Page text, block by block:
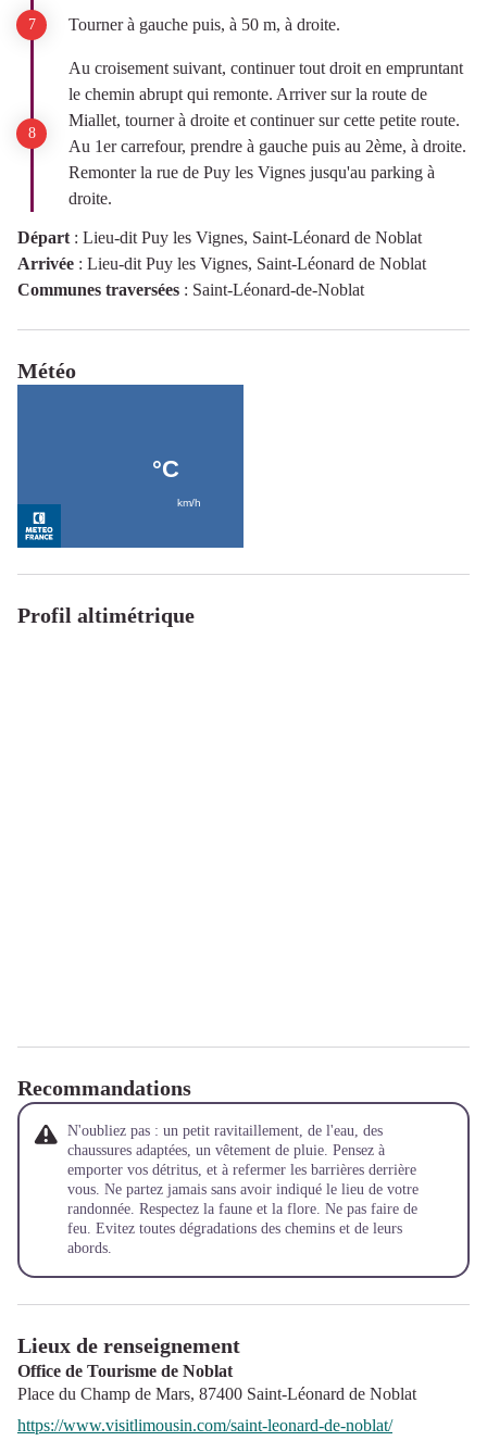
Tourner à gauche puis, à 50 m, à droite.
Au croisement suivant, continuer tout droit en empruntant
le chemin abrupt qui remonte. Arriver sur la route de
Miallet, tourner à droite et continuer sur cette petite route.
Au 1er carrefour, prendre à gauche puis au 2ème, à droite.
Remonter la rue de Puy les Vignes jusqu'au parking à
droite.
Départ : Lieu-dit Puy les Vignes, Saint-Léonard de Noblat
Arrivée : Lieu-dit Puy les Vignes, Saint-Léonard de Noblat
Communes traversées : Saint-Léonard-de-Noblat
Météo
Profil altimétrique
Recommandations
N'oubliez pas : un petit ravitaillement, de l'eau, des
chaussures adaptées, un vêtement de pluie. Pensez à
emporter vos détritus, et à refermer les barrières derrière
vous. Ne partez jamais sans avoir indiqué le lieu de votre
randonnée. Respectez la faune et la flore. Ne pas faire de
feu. Evitez toutes dégradations des chemins et de leurs
abords.
Lieux de renseignement
Office de Tourisme de Noblat
Place du Champ de Mars, 87400 Saint-Léonard de Noblat
https://www.visitlimousin.com/saint-leonard-de-noblat/